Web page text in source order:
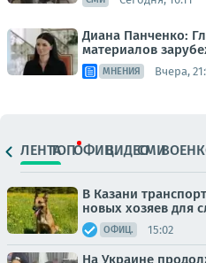
Диана Панченко:
материалов
МНЕНИЯ Вчера,
ЛЕНТАТОПОФИЦ.ВИДЕОСМИ
В Казани
новых хозяев для
ОФИЦ. 15:02
На Украине